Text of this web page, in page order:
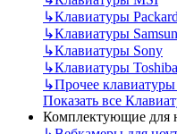
↳Клавиатуры
↳Клавиатуры
↳Клавиатуры Sony
↳Клавиатуры Toshiba
↳Прочее
Показать все
Комплектующие для